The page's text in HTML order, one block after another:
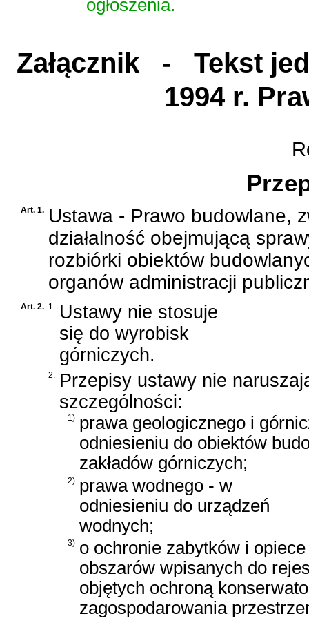
ogłoszenia.
Załącznik - Tekst
1994 r.
Art. 1. Ustawa - Prawo budowlane,
działalność obejmującą
rozbiórki obiektów
organów administracji
Art. 2. 1. Ustawy nie stosuje
się do wyrobisk
górniczych.
2. Przepisy ustawy nie
szczególności:
1) prawa geologicznego i
odniesieniu do obiektów
zakładów górniczych;
2) prawa wodnego - w
odniesieniu do urządzeń
wodnych;
3) o ochronie zabytków i
obszarów wpisanych do
objętych ochroną
zagospodarowania